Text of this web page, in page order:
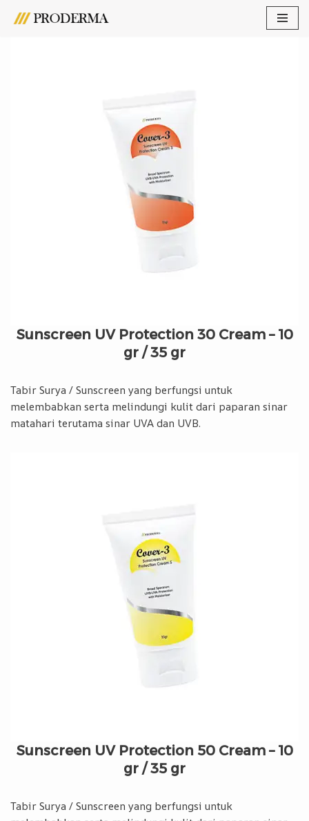
Sunscreen UV Protection 30 Cream – 10
gr / 35 gr
Tabir Surya / Sunscreen yang berfungsi untuk
melembabkan serta melindungi kulit dari paparan sinar
matahari terutama sinar UVA dan UVB.
Sunscreen UV Protection 50 Cream – 10
gr / 35 gr
Tabir Surya / Sunscreen yang berfungsi untuk